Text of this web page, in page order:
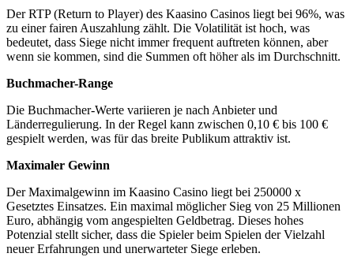
Der RTP (Return to Player) des Kaasino Casinos liegt bei 96%, was
zu einer fairen Auszahlung zählt. Die Volatilität ist hoch, was
bedeutet, dass Siege nicht immer frequent auftreten können, aber
wenn sie kommen, sind die Summen oft höher als im Durchschnitt.
Buchmacher-Range
Die Buchmacher-Werte variieren je nach Anbieter und
Länderregulierung. In der Regel kann zwischen 0,10 € bis 100 €
gespielt werden, was für das breite Publikum attraktiv ist.
Maximaler Gewinn
Der Maximalgewinn im Kaasino Casino liegt bei 250000 x
Gesetztes Einsatzes. Ein maximal möglicher Sieg von 25 Millionen
Euro, abhängig vom angespielten Geldbetrag. Dieses hohes
Potenzial stellt sicher, dass die Spieler beim Spielen der Vielzahl
neuer Erfahrungen und unerwarteter Siege erleben.